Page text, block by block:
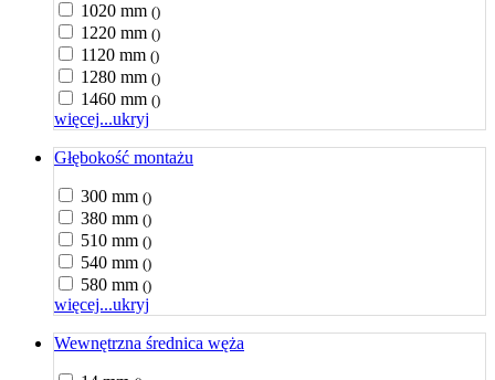
1020 mm ()
1220 mm ()
1120 mm ()
1280 mm ()
1460 mm ()
więcej...ukryj
Głębokość montażu
300 mm ()
380 mm ()
510 mm ()
540 mm ()
580 mm ()
więcej...ukryj
Wewnętrzna średnica węża